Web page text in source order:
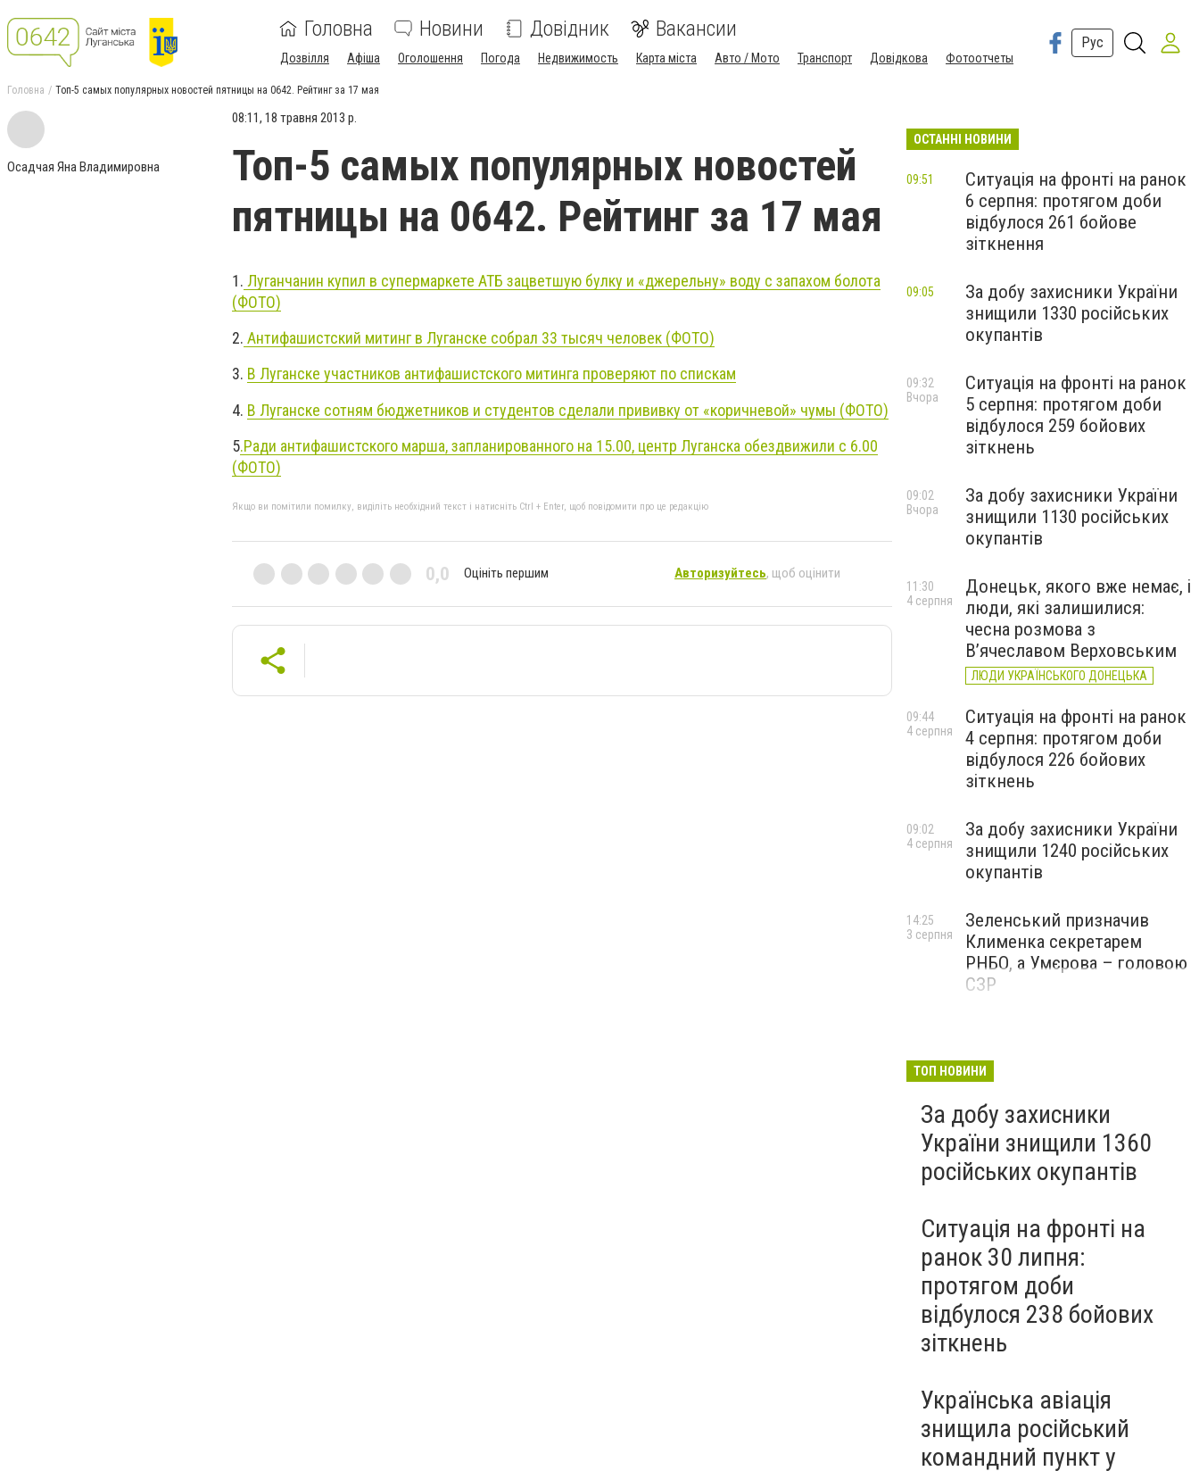
Головна Новини Довідник Вакансии
Дозвілля Афіша Оголошення Погода Недвижимость Карта міста Авто / Мото Транспорт Довідкова Фотоотчеты
Рус
Головна Топ-5 самых популярных новостей пятницы на 0642. Рейтинг за 17 мая
Осадчая Яна Владимировна
08:11, 18 травня 2013 р.
Топ-5 самых популярных новостей
пятницы на 0642. Рейтинг за 17 мая
1. Луганчанин купил в супермаркете АТБ зацветшую булку и «джерельну» воду с запахом болота
(ФОТО)
2. Антифашистский митинг в Луганске собрал 33 тысяч человек (ФОТО)
3. В Луганске участников антифашистского митинга проверяют по спискам
4. В Луганске сотням бюджетников и студентов сделали прививку от «коричневой» чумы (ФОТО)
5.Ради антифашистского марша, запланированного на 15.00, центр Луганска обездвижили с 6.00
(ФОТО)
Якщо ви помітили помилку, виділіть необхідний текст і натисніть Ctrl + Enter, щоб повідомити про це редакцію
0,0 Оцініть першим Авторизуйтесь, щоб оцінити
ОСТАННІ НОВИНИ
Ситуація на фронті на ранок
6 серпня: протягом доби
відбулося 261 бойове
зіткнення
09:51
За добу захисники України
знищили 1330 російських
окупантів
09:05
Ситуація на фронті на ранок
5 серпня: протягом доби
відбулося 259 бойових
зіткнень
09:32
Вчора
За добу захисники України
знищили 1130 російських
окупантів
09:02
Вчора
Донецьк, якого вже немає, і
люди, які залишилися:
чесна розмова з
В’ячеславом Верховським
ЛЮДИ УКРАЇНСЬКОГО ДОНЕЦЬКА
11:30
4 серпня
Ситуація на фронті на ранок
4 серпня: протягом доби
відбулося 226 бойових
зіткнень
09:44
4 серпня
За добу захисники України
знищили 1240 російських
окупантів
09:02
4 серпня
Зеленський призначив
Клименка секретарем
РНБО, а Умєрова – головою
СЗР
14:25
3 серпня
ТОП НОВИНИ
За добу захисники
України знищили 1360
російських окупантів
Ситуація на фронті на
ранок 30 липня:
протягом доби
відбулося 238 бойових
зіткнень
Українська авіація
знищила російський
командний пункт у